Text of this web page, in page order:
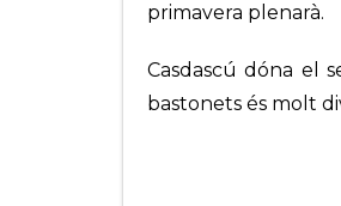
primavera plenarà.
Casdascú dóna el
bastonets és molt